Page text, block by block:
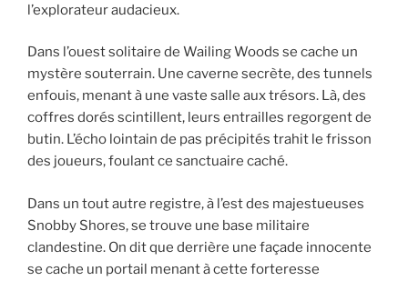
l’explorateur audacieux.
Dans l’ouest solitaire de Wailing Woods se cache un
mystère souterrain. Une caverne secrète, des tunnels
enfouis, menant à une vaste salle aux trésors. Là, des
coffres dorés scintillent, leurs entrailles regorgent de
butin. L’écho lointain de pas précipités trahit le frisson
des joueurs, foulant ce sanctuaire caché.
Dans un tout autre registre, à l’est des majestueuses
Snobby Shores, se trouve une base militaire
clandestine. On dit que derrière une façade innocente
se cache un portail menant à cette forteresse